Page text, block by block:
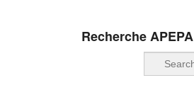
Recherche APEPA
Recherche